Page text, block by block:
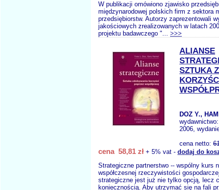
W publikacji omówiono zjawisko
międzynarodowej polskich firm z sektora
przedsiębiorstw. Autorzy zaprezentowali
jakościowych zrealizowanych w latach
projektu badawczego "... >>>
ALIANSE
SZTUKA
DOZ Y.,
2006,
cena netto:
cena 58,81 zł + 5% vat - dodaj do
Strategiczne partnerstwo -- wspólny kurs
współczesnej rzeczywistości
strategiczne jest już nie tylko opcją, lecz
koniecznością. Aby utrzymać się na fali